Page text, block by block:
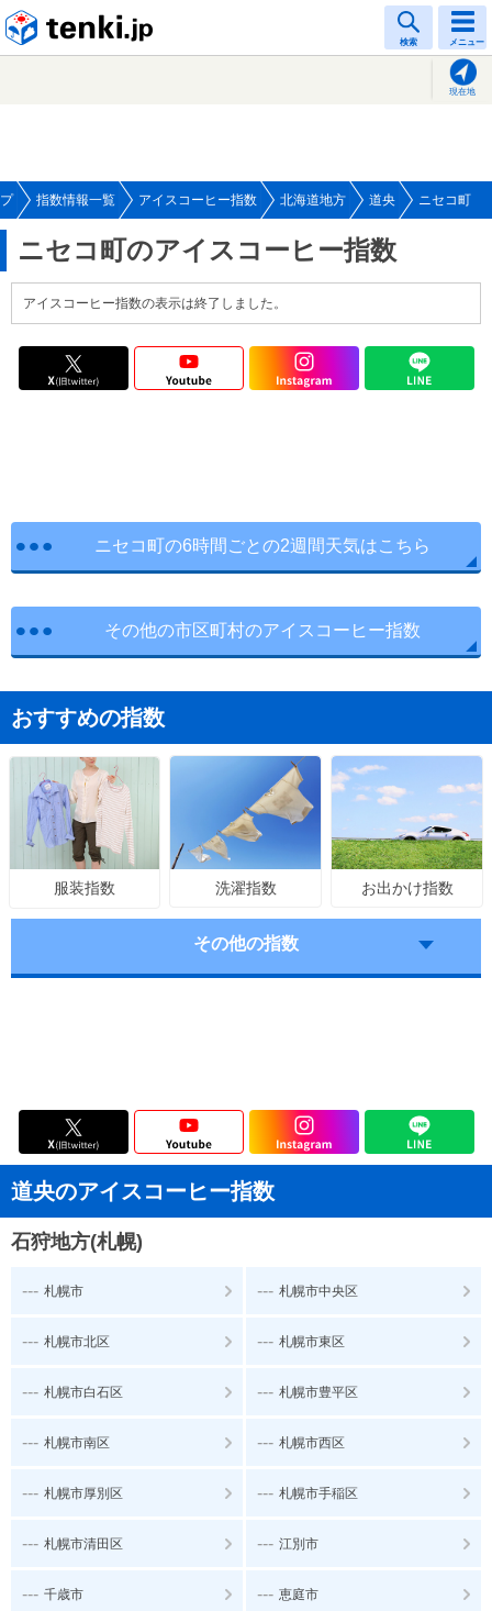
検索 メニュー
現在地
指数情報一覧 アイスコーヒー指数 北海道地方 道央 ニセコ町
ニセコ町のアイスコーヒー指数
アイスコーヒー指数の表示は終了しました。
ニセコ町の6時間ごとの2週間天気はこちら
その他の市区町村のアイスコーヒー指数
おすすめの指数
服装指数 洗濯指数 お出かけ指数
その他の指数
道央のアイスコーヒー指数
石狩地方(札幌)
--- 札幌市 --- 札幌市中央区
--- 札幌市北区 --- 札幌市東区
--- 札幌市白石区 --- 札幌市豊平区
--- 札幌市南区 --- 札幌市西区
--- 札幌市厚別区 --- 札幌市手稲区
--- 札幌市清田区 --- 江別市
--- 千歳市 --- 恵庭市